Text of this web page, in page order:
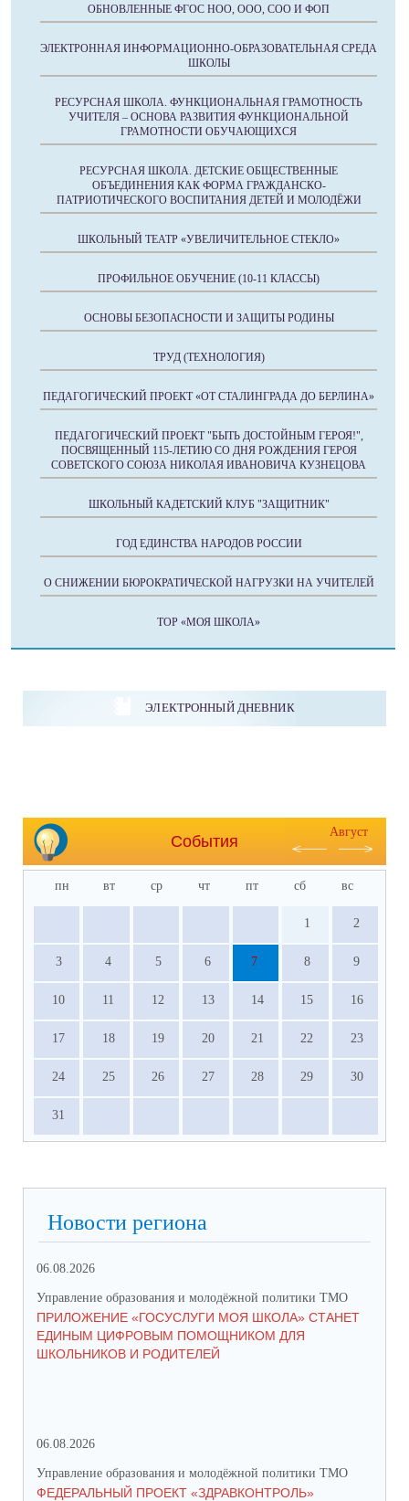
ОБНОВЛЕННЫЕ ФГОС НОО, ООО, СОО И ФОП
ЭЛЕКТРОННАЯ ИНФОРМАЦИОННО-ОБРАЗОВАТЕЛЬНАЯ СРЕДА
ШКОЛЫ
РЕСУРСНАЯ ШКОЛА. ФУНКЦИОНАЛЬНАЯ ГРАМОТНОСТЬ
УЧИТЕЛЯ – ОСНОВА РАЗВИТИЯ ФУНКЦИОНАЛЬНОЙ
ГРАМОТНОСТИ ОБУЧАЮЩИХСЯ
РЕСУРСНАЯ ШКОЛА. ДЕТСКИЕ ОБЩЕСТВЕННЫЕ
ОБЪЕДИНЕНИЯ КАК ФОРМА ГРАЖДАНСКО-
ПАТРИОТИЧЕСКОГО ВОСПИТАНИЯ ДЕТЕЙ И МОЛОДЁЖИ
ШКОЛЬНЫЙ ТЕАТР «УВЕЛИЧИТЕЛЬНОЕ СТЕКЛО»
ПРОФИЛЬНОЕ ОБУЧЕНИЕ (10-11 КЛАССЫ)
ОСНОВЫ БЕЗОПАСНОСТИ И ЗАЩИТЫ РОДИНЫ
ТРУД (ТЕХНОЛОГИЯ)
ПЕДАГОГИЧЕСКИЙ ПРОЕКТ «ОТ СТАЛИНГРАДА ДО БЕРЛИНА»
ПЕДАГОГИЧЕСКИЙ ПРОЕКТ "БЫТЬ ДОСТОЙНЫМ ГЕРОЯ!",
ПОСВЯЩЕННЫЙ 115-ЛЕТИЮ СО ДНЯ РОЖДЕНИЯ ГЕРОЯ
СОВЕТСКОГО СОЮЗА НИКОЛАЯ ИВАНОВИЧА КУЗНЕЦОВА
ШКОЛЬНЫЙ КАДЕТСКИЙ КЛУБ "ЗАЩИТНИК"
ГОД ЕДИНСТВА НАРОДОВ РОССИИ
О СНИЖЕНИИ БЮРОКРАТИЧЕСКОЙ НАГРУЗКИ НА УЧИТЕЛЕЙ
ТОР «МОЯ ШКОЛА»
ЭЛЕКТРОННЫЙ ДНЕВНИК
События
Август
пн вт ср чт пт сб вс
1 2
3 4 5 6 7 8 9
10 11 12 13 14 15 16
17 18 19 20 21 22 23
24 25 26 27 28 29 30
31
Новости региона
06.08.2026
Управление образования и молодёжной политики ТМО
ПРИЛОЖЕНИЕ «ГОСУСЛУГИ МОЯ ШКОЛА» СТАНЕТ
ЕДИНЫМ ЦИФРОВЫМ ПОМОЩНИКОМ ДЛЯ
ШКОЛЬНИКОВ И РОДИТЕЛЕЙ
06.08.2026
Управление образования и молодёжной политики ТМО
ФЕДЕРАЛЬНЫЙ ПРОЕКТ «ЗДРАВКОНТРОЛЬ»